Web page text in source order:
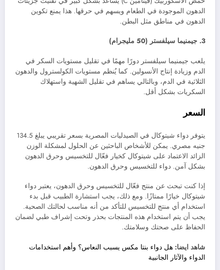
الدهون الموجودة في الطعام ويسهم في حرقها. هذا يمنع تكوين
الدهون في مناطق مثل البطن.
3. جيمنيما سيلفستر (50 مليجرام)
يلعب جيمنيما سيلفستر دورًا مهمًا في تقليل مستويات السكر في
الدم وزيادة إنتاج الأنسولين. كما يُنظم مستويات الكولسترول والدهون
الثلاثية في الدم، وبالتالي يساهم في تقليل الشهية واستهلاك
السكريات بشكل أقل.
السعر
يتوفر دواء شيتوكال في الصيدليات المصرية بسعر تقريبي يبلغ 134.5
جنيه مصري. يمكن للأشخاص الباحثين عن الحلول لمشكلة الوزن
الزائد الاعتماد على شيتوكال كخيار فعّال للتخسيس وحرق الدهون
بشكل آمن. دواء للتخسيس وحرق الدهون.
إذا كنت تبحث عن منتج فعّال للتخسيس وحرق الدهون، يعتبر دواء
شيتوكال خيارًا ممتازًا. ومع ذلك، يجب استشارة الطبيب قبل بدء
استخدام أي منتج للتخسيس للتأكد من أنه مناسب لحالتك الصحية.
يجب أن يتم استخدام هذه المنتجات بحذر وتحت إشراف طبي لضمان
الحفاظ على صحتك وسلامتك.
شاهد ايضا: هل دواء بنتا مكس يسبب النعاس؟ وأهم استخدامات
الدواء والآثار الجانبية